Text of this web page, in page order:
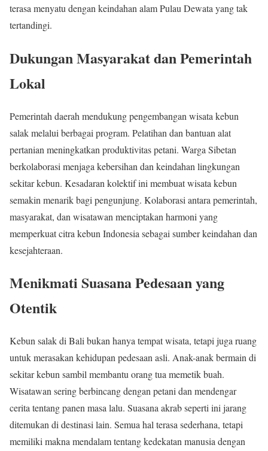
terasa menyatu dengan keindahan alam Pulau Dewata yang tak
tertandingi.
Dukungan Masyarakat dan Pemerintah
Lokal
Pemerintah daerah mendukung pengembangan wisata kebun
salak melalui berbagai program. Pelatihan dan bantuan alat
pertanian meningkatkan produktivitas petani. Warga Sibetan
berkolaborasi menjaga kebersihan dan keindahan lingkungan
sekitar kebun. Kesadaran kolektif ini membuat wisata kebun
semakin menarik bagi pengunjung. Kolaborasi antara pemerintah,
masyarakat, dan wisatawan menciptakan harmoni yang
memperkuat citra kebun Indonesia sebagai sumber keindahan dan
kesejahteraan.
Menikmati Suasana Pedesaan yang
Otentik
Kebun salak di Bali bukan hanya tempat wisata, tetapi juga ruang
untuk merasakan kehidupan pedesaan asli. Anak-anak bermain di
sekitar kebun sambil membantu orang tua memetik buah.
Wisatawan sering berbincang dengan petani dan mendengar
cerita tentang panen masa lalu. Suasana akrab seperti ini jarang
ditemukan di destinasi lain. Semua hal terasa sederhana, tetapi
memiliki makna mendalam tentang kedekatan manusia dengan